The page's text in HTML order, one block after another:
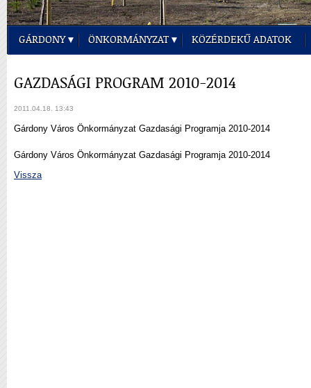
GÁRDONY ÖNKORMÁNYZAT KÖZÉRDEKŰ ADATOK
GAZDASÁGI PROGRAM 2010-2014
2011.04.18. 13:43
Gárdony Város Önkormányzat Gazdasági Programja 2010-2014
Gárdony Város Önkormányzat Gazdasági Programja 2010-2014
Vissza